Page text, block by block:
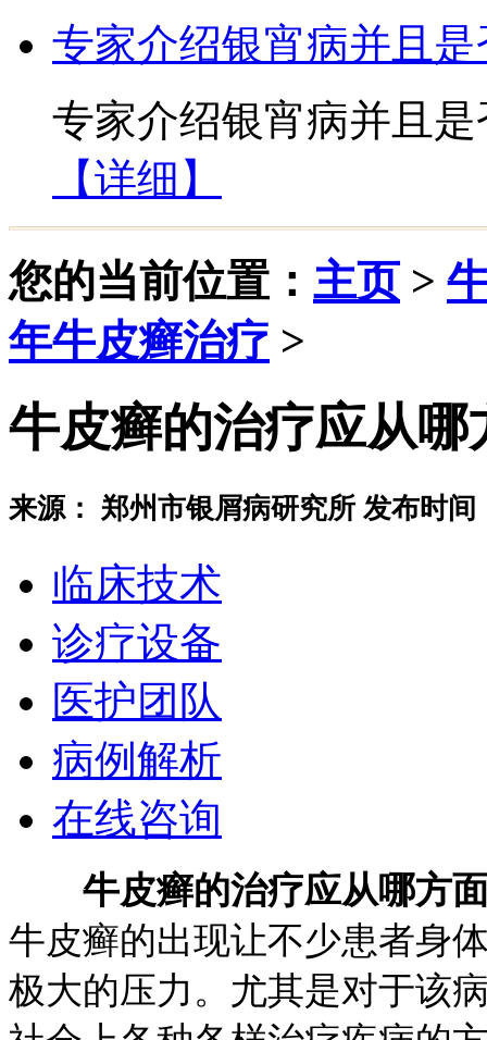
专家介绍银宵病并且
专家介绍银宵病并且
【详细】
您的当前位置： 主页>
年牛皮癣治疗 >
牛皮癣的治疗应从哪
来源： 郑州市银屑病研究所 发布时间
临床技术
诊疗设备
医护团队
病例解析
在线咨询
牛皮癣的治疗应从哪方
牛皮癣的出现让不少患者身
极大的压力。尤其是对于该